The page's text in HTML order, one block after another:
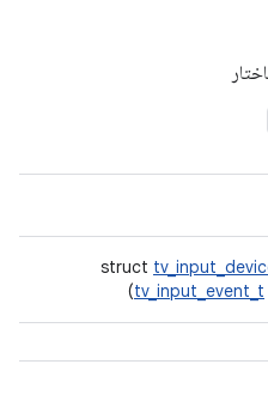
tv_input_event_t